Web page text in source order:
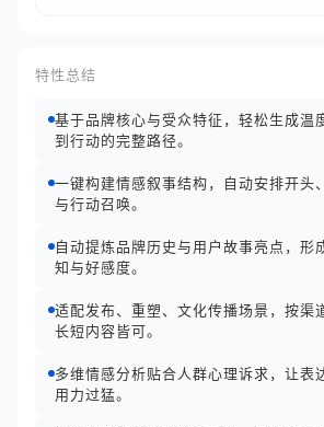
特性总结
基于品牌核心与受众特征，轻松生成温
到行动的完整路径。
一键构建情感叙事结构，自动安排开头
与行动召唤。
自动提炼品牌历史与用户故事亮点，形
知与好感度。
适配发布、重塑、文化传播场景，按渠
长短内容皆可。
多维情感分析贴合人群心理诉求，让表
用力过猛。